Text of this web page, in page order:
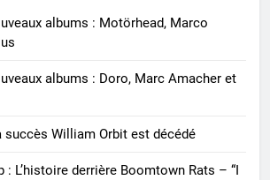
albums : Motörhead, Marco
albums : Doro, Marc Amacher et
succès William Orbit est décédé
: L’histoire derrière Boomtown Rats – “I